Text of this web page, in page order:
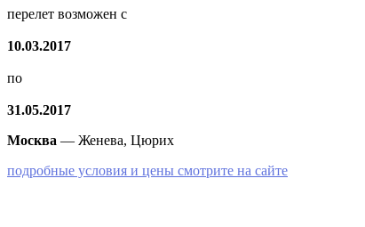
перелет возможен с
10.03.2017
по
31.05.2017
Москва — Женева, Цюрих
подробные условия и цены смотрите на сайте